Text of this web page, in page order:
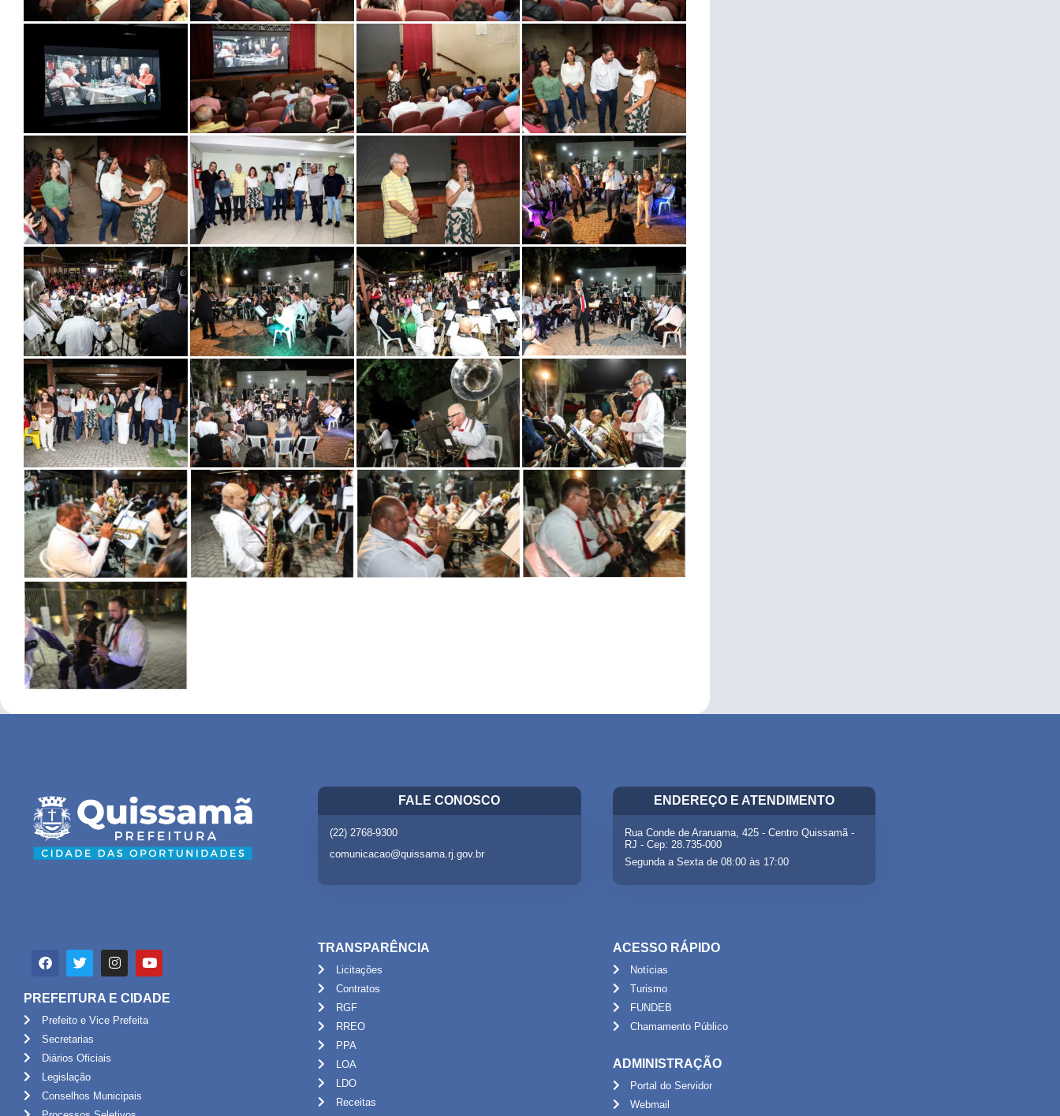
FALE CONOSCO
(22) 2768-9300
comunicacao@quissama.rj.gov.br
ENDEREÇO E ATENDIMENTO
Rua Conde de Araruama, 425 - Centro Quissamã -
RJ - Cep: 28.735-000
Segunda a Sexta de 08:00 às 17:00
PREFEITURA E CIDADE
Prefeito e Vice Prefeita
Secretarias
Diários Oficiais
Legislação
Conselhos Municipais
TRANSPARÊNCIA
Licitações
Contratos
RGF
RREO
PPA
LOA
LDO
Receitas
ACESSO RÁPIDO
Notícias
Turismo
FUNDEB
Chamamento Público
ADMINISTRAÇÃO
Portal do Servidor
Webmail